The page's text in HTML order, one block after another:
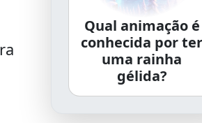
Qual animação é
conhecida por ter
uma rainha
gélida?